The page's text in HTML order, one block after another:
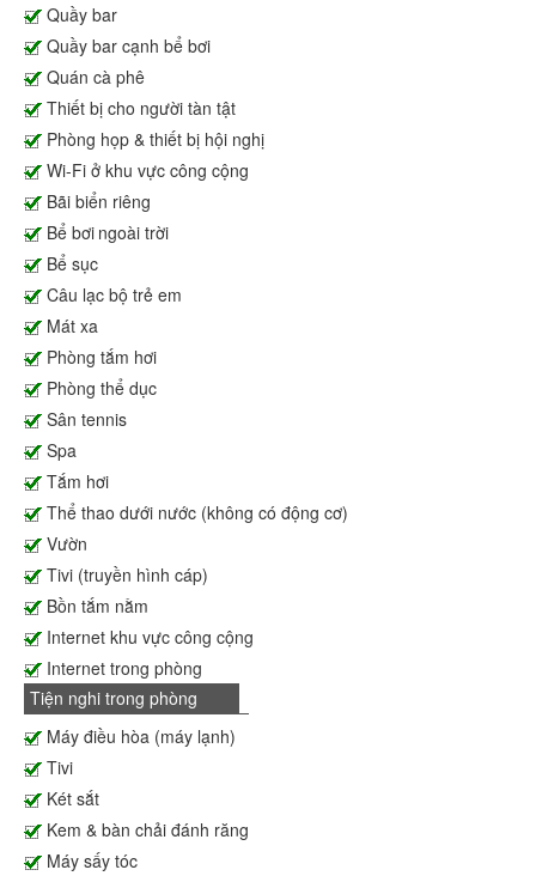
Quầy bar
Quầy bar cạnh bể bơi
Quán cà phê
Thiết bị cho người tàn tật
Phòng họp & thiết bị hội nghị
Wi-Fi ở khu vực công cộng
Bãi biển riêng
Bể bơi ngoài trời
Bể sục
Câu lạc bộ trẻ em
Mát xa
Phòng tắm hơi
Phòng thể dục
Sân tennis
Spa
Tắm hơi
Thể thao dưới nước (không có động cơ)
Vườn
Tivi (truyền hình cáp)
Bồn tắm nằm
Internet khu vực công cộng
Internet trong phòng
Tiện nghi trong phòng
Máy điều hòa (máy lạnh)
Tivi
Két sắt
Kem & bàn chải đánh răng
Máy sấy tóc